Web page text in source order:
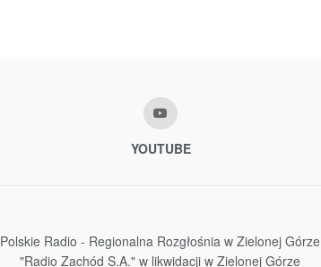
YOUTUBE
Polskie Radio - Regionalna Rozgłośnia w Zielonej Górze
"Radio Zachód S.A." w likwidacji w Zielonej Górze